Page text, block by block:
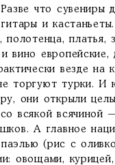
что сувениры
и
платья,
вино европейские,
везде на
торгуют турки. И
они открыли
всякой всячиной
А главное
(рис с
овощами, курицей,